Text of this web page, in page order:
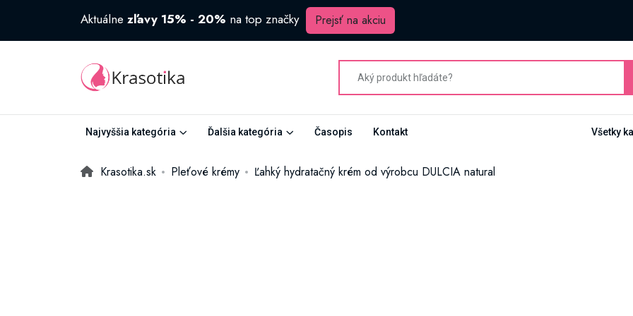
Aktuálne zľavy 15% - 20% na top značky Prejsť na akciu
Najvyššia kategória Ďalšia kategória Časopis Kontakt Všetky
Krasotika.sk Pleťové krémy Ľahký hydratačný krém od výrobcu DULCIA natural